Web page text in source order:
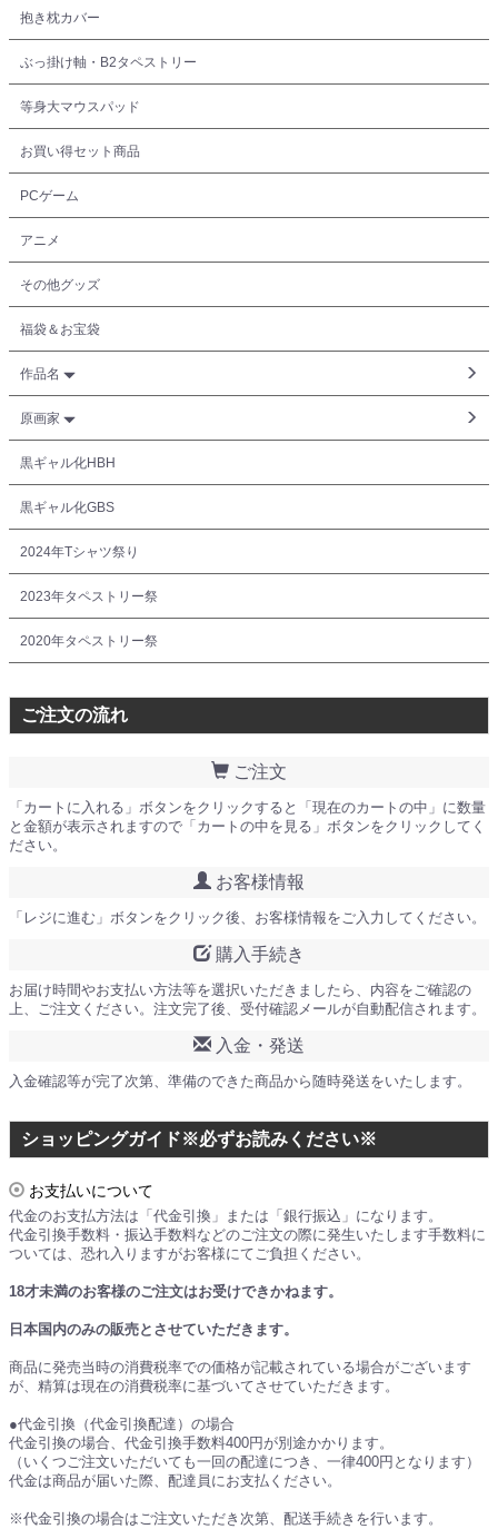
抱き枕カバー
ぶっ掛け軸・B2タペストリー
等身大マウスパッド
お買い得セット商品
PCゲーム
アニメ
その他グッズ
福袋＆お宝袋
作品名
原画家
黒ギャル化HBH
黒ギャル化GBS
2024年Tシャツ祭り
2023年タペストリー祭
2020年タペストリー祭
ご注文の流れ
ご注文
「カートに入れる」ボタンをクリックすると「現在のカートの中」に数量
と金額が表示されますので「カートの中を見る」ボタンをクリックしてく
ださい。
お客様情報
「レジに進む」ボタンをクリック後、お客様情報をご入力してください。
購入手続き
お届け時間やお支払い方法等を選択いただきましたら、内容をご確認の
上、ご注文ください。注文完了後、受付確認メールが自動配信されます。
入金・発送
入金確認等が完了次第、準備のできた商品から随時発送をいたします。
ショッピングガイド※必ずお読みください※
お支払いについて
代金のお支払方法は「代金引換」または「銀行振込」になります。
代金引換手数料・振込手数料などのご注文の際に発生いたします手数料に
ついては、恐れ入りますがお客様にてご負担ください。
18才未満のお客様のご注文はお受けできかねます。
日本国内のみの販売とさせていただきます。
商品に発売当時の消費税率での価格が記載されている場合がございます
が、精算は現在の消費税率に基づいてさせていただきます。
●代金引換（代金引換配達）の場合
代金引換の場合、代金引換手数料400円が別途かかります。
（いくつご注文いただいても一回の配達につき、一律400円となります）
代金は商品が届いた際、配達員にお支払ください。
※代金引換の場合はご注文いただき次第、配送手続きを行います。